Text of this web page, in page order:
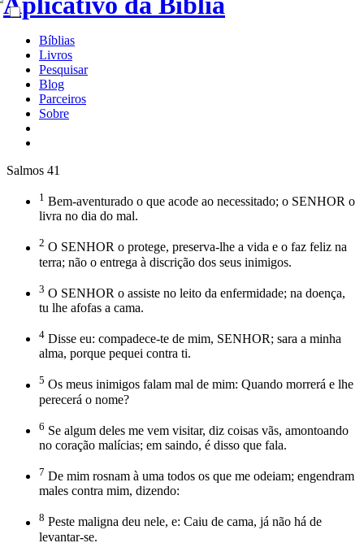
Bíblias
Livros
Pesquisar
Blog
Parceiros
Sobre
Salmos 41
1 Bem-aventurado o que acode ao necessitado; o SENHOR o
livra no dia do mal.
2 O SENHOR o protege, preserva-lhe a vida e o faz feliz na
terra; não o entrega à discrição dos seus inimigos.
3 O SENHOR o assiste no leito da enfermidade; na doença,
tu lhe afofas a cama.
4 Disse eu: compadece-te de mim, SENHOR; sara a minha
alma, porque pequei contra ti.
5 Os meus inimigos falam mal de mim: Quando morrerá e lhe
perecerá o nome?
6 Se algum deles me vem visitar, diz coisas vãs, amontoando
no coração malícias; em saindo, é disso que fala.
7 De mim rosnam à uma todos os que me odeiam; engendram
males contra mim, dizendo:
8 Peste maligna deu nele, e: Caiu de cama, já não há de
levantar-se.